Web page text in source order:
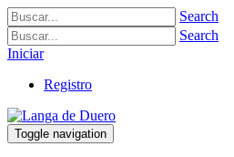
Search
Search
Iniciar
Registro
Toggle navigation